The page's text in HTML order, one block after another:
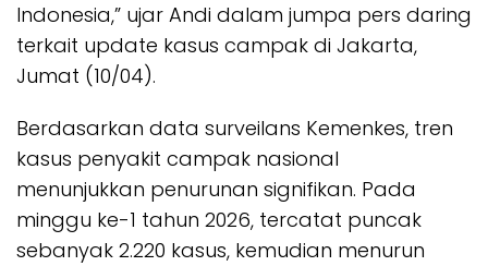
Indonesia,” ujar Andi dalam jumpa pers daring
terkait update kasus campak di Jakarta,
Jumat (10/04).
Berdasarkan data surveilans Kemenkes, tren
kasus penyakit campak nasional
menunjukkan penurunan signifikan. Pada
minggu ke-1 tahun 2026, tercatat puncak
sebanyak 2.220 kasus, kemudian menurun